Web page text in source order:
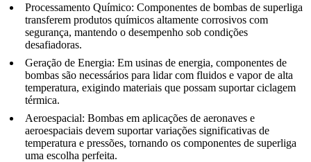
Processamento Químico: Componentes de bombas de superliga
transferem produtos químicos altamente corrosivos com
segurança, mantendo o desempenho sob condições
desafiadoras.
Geração de Energia: Em usinas de energia, componentes de
bombas são necessários para lidar com fluidos e vapor de alta
temperatura, exigindo materiais que possam suportar ciclagem
térmica.
Aeroespacial: Bombas em aplicações de aeronaves e
aeroespaciais devem suportar variações significativas de
temperatura e pressões, tornando os componentes de superliga
uma escolha perfeita.